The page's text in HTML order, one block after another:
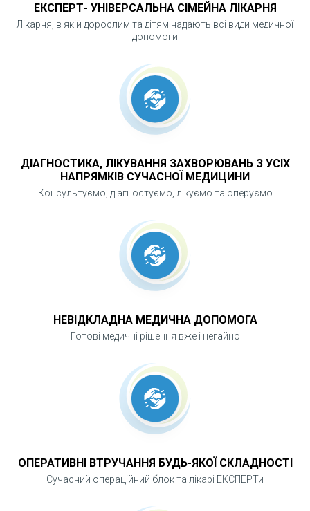
ЕКСПЕРТ- УНІВЕРСАЛЬНА СІМЕЙНА ЛІКАРНЯ
Лікарня, в якій дорослим та дітям надають всі види медичної
допомоги
ДІАГНОСТИКА, ЛІКУВАННЯ ЗАХВОРЮВАНЬ З УСІХ
НАПРЯМКІВ СУЧАСНОЇ МЕДИЦИНИ
Консультуємо, діагностуємо, лікуємо та оперуємо
НЕВІДКЛАДНА МЕДИЧНА ДОПОМОГА
Готові медичні рішення вже і негайно
ОПЕРАТИВНІ ВТРУЧАННЯ БУДЬ-ЯКОЇ СКЛАДНОСТІ
Сучасний операційний блок та лікарі ЕКСПЕРТи